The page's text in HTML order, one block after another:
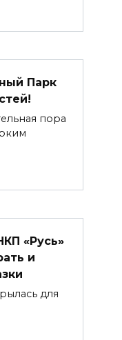
Парк
пора
«Русь»
и
для